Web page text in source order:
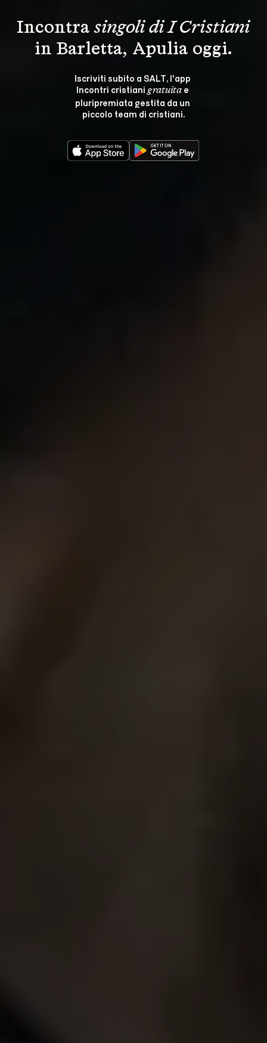
Incontra singoli di I Cristiani
in Barletta, Apulia oggi.
Iscriviti subito a SALT, l'app
Incontri cristiani gratuita e
pluripremiata gestita da un
piccolo team di cristiani.